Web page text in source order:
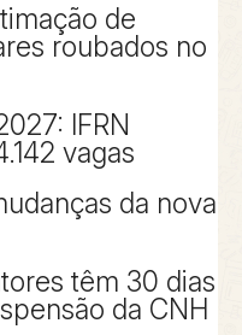
de
roubados no
IFRN
vagas
da nova
têm 30 dias
da CNH